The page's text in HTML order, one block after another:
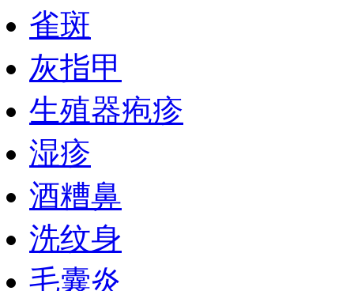
雀斑
灰指甲
生殖器疱疹
湿疹
酒糟鼻
洗纹身
毛囊炎